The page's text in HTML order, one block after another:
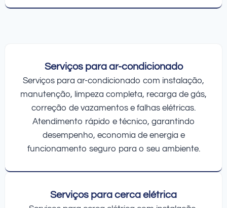
Serviços para ar-condicionado
Serviços para ar-condicionado com instalação,
manutenção, limpeza completa, recarga de gás,
correção de vazamentos e falhas elétricas.
Atendimento rápido e técnico, garantindo
desempenho, economia de energia e
funcionamento seguro para o seu ambiente.
Serviços para cerca elétrica